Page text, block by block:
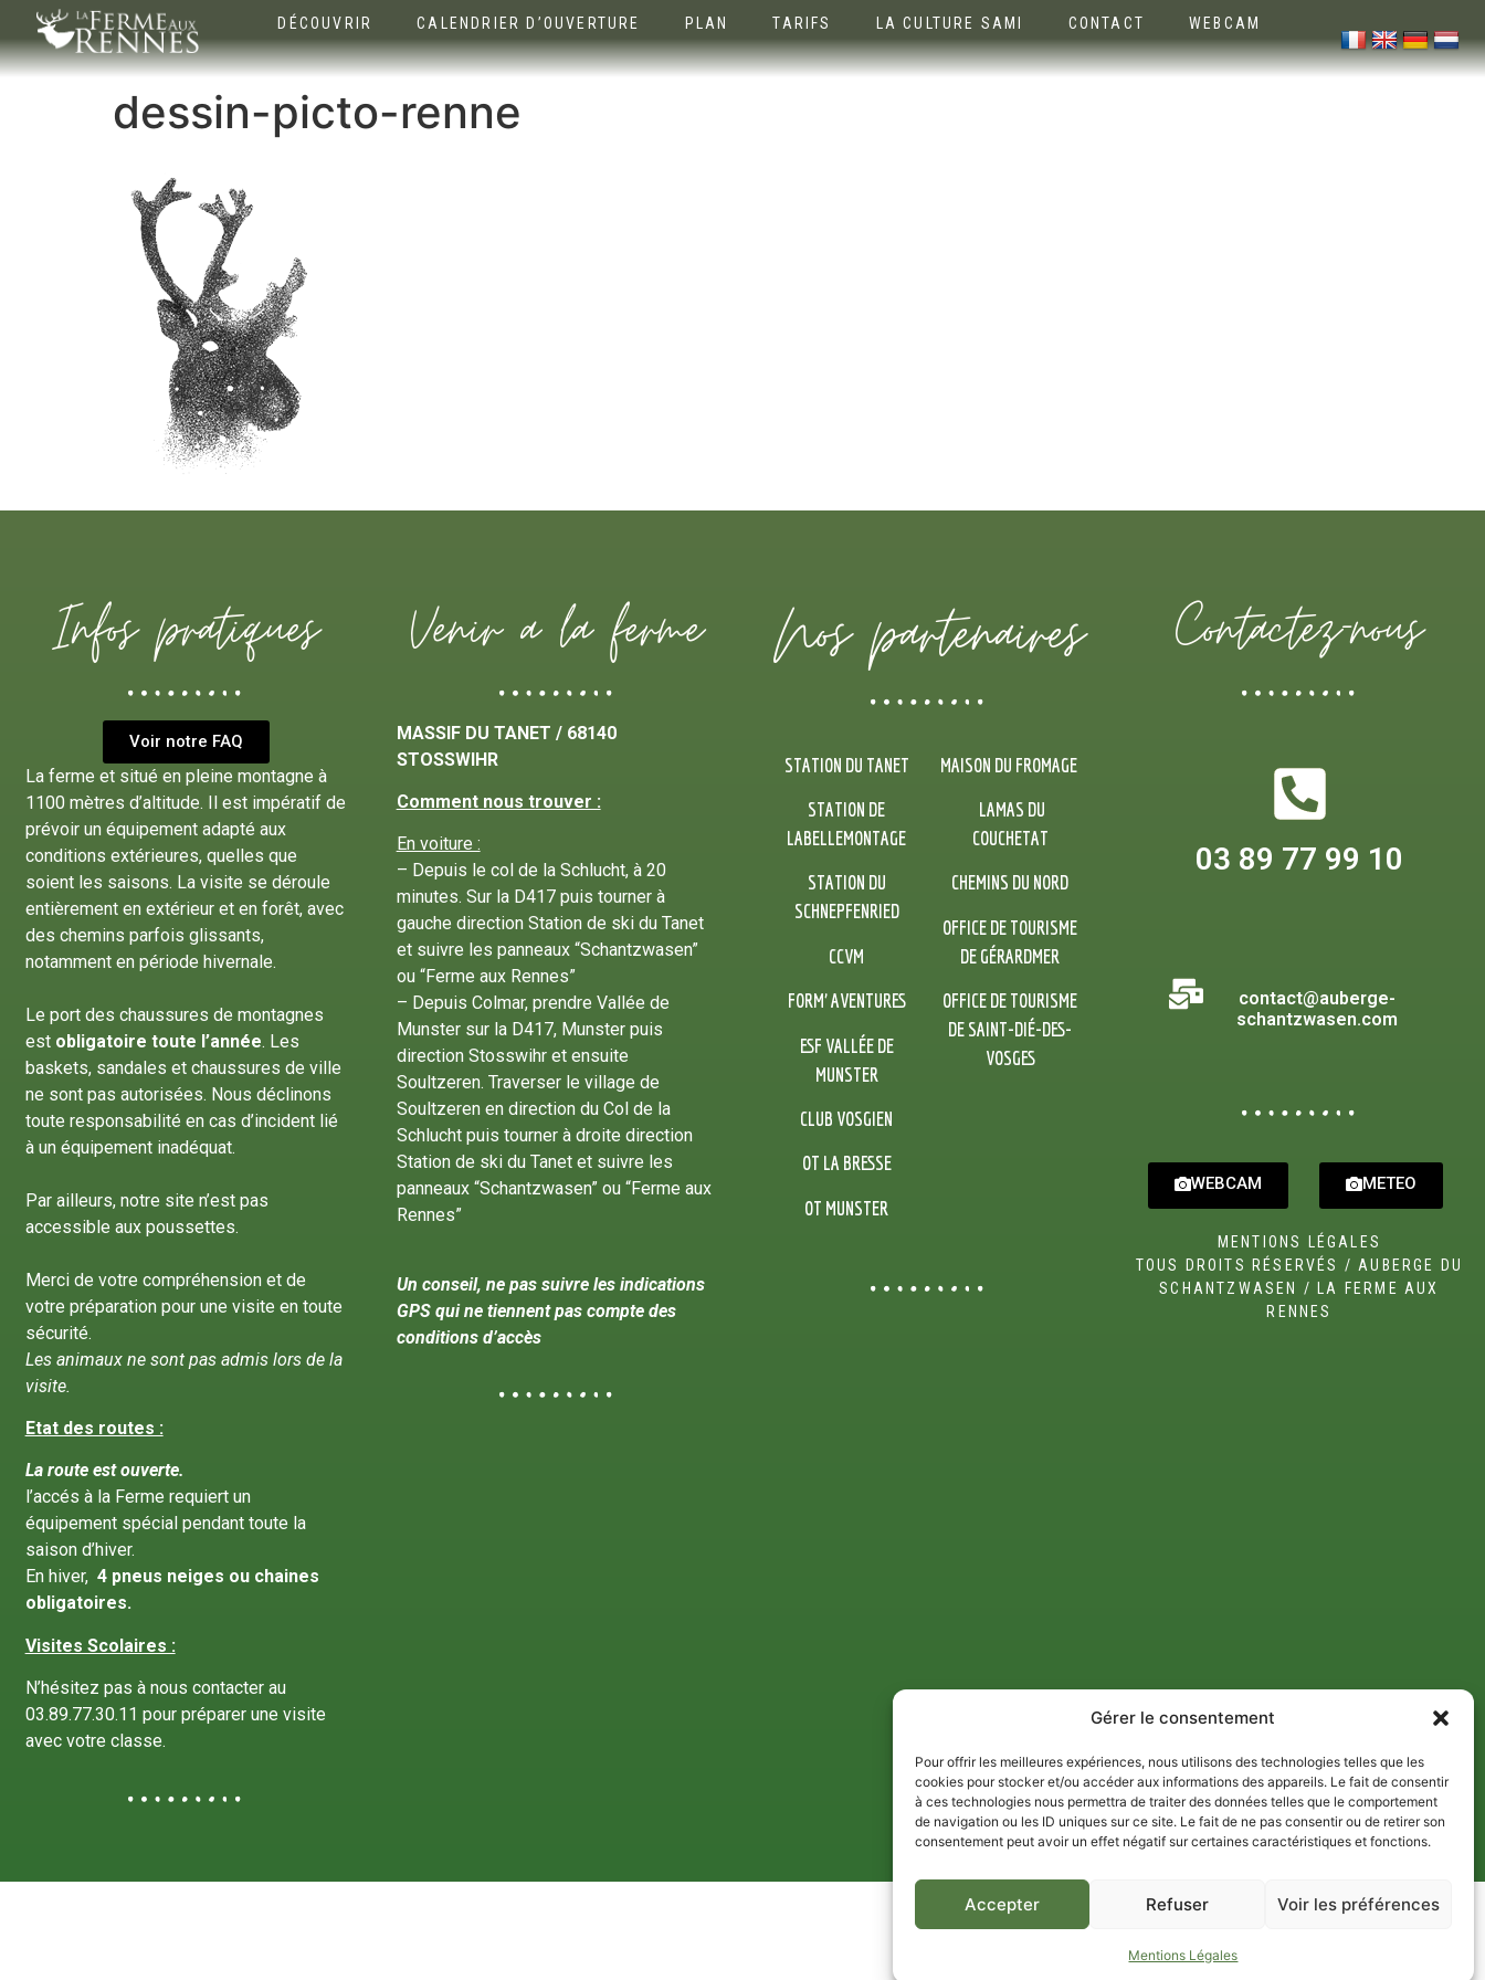
Gérer le consentement
Pour offrir les meilleures expériences, nous utilisons des technologies telles que les
cookies pour stocker et/ou accéder aux informations des appareils. Le fait de consentir
à ces technologies nous permettra de traiter des données telles que le comportement
de navigation ou les ID uniques sur ce site. Le fait de ne pas consentir ou de retirer son
consentement peut avoir un effet négatif sur certaines caractéristiques et fonctions.
Accepter Refuser Voir les préférences
Mentions Légales
DÉCOUVRIR CALENDRIER D’OUVERTURE PLAN TARIFS LA CULTURE SAMI CONTACT WEBCAM
dessin-picto-renne
Infos pratiques
Voir notre FAQ
La ferme et situé en pleine montagne à
1100 mètres d’altitude. Il est impératif de
prévoir un équipement adapté aux
conditions extérieures, quelles que
soient les saisons. La visite se déroule
entièrement en extérieur et en forêt, avec
des chemins parfois glissants,
notamment en période hivernale.
Le port des chaussures de montagnes
est obligatoire toute l’année. Les
baskets, sandales et chaussures de ville
ne sont pas autorisées. Nous déclinons
toute responsabilité en cas d’incident lié
à un équipement inadéquat.
Par ailleurs, notre site n’est pas
accessible aux poussettes.
Merci de votre compréhension et de
votre préparation pour une visite en toute
sécurité.
Les animaux ne sont pas admis lors de la
visite.
Etat des routes :
La route est ouverte.
l’accés à la Ferme requiert un
équipement spécial pendant toute la
saison d’hiver.
En hiver, 4 pneus neiges ou chaines
obligatoires.
Visites Scolaires :
N’hésitez pas à nous contacter au
03.89.77.30.11 pour préparer une visite
avec votre classe.
Venir a la ferme
MASSIF DU TANET / 68140
STOSSWIHR
Comment nous trouver :
En voiture :
– Depuis le col de la Schlucht, à 20
minutes. Sur la D417 puis tourner à
gauche direction Station de ski du Tanet
et suivre les panneaux “Schantzwasen”
ou “Ferme aux Rennes”
– Depuis Colmar, prendre Vallée de
Munster sur la D417, Munster puis
direction Stosswihr et ensuite
Soultzeren. Traverser le village de
Soultzeren en direction du Col de la
Schlucht puis tourner à droite direction
Station de ski du Tanet et suivre les
panneaux “Schantzwasen” ou “Ferme aux
Rennes”
Un conseil, ne pas suivre les indications
GPS qui ne tiennent pas compte des
conditions d’accès
Nos partenaires
STATION DU TANET
STATION DE
LABELLEMONTAGE
STATION DU
SCHNEPFENRIED
CCVM
FORM’ AVENTURES
ESF VALLÉE DE
MUNSTER
CLUB VOSGIEN
OT LA BRESSE
OT MUNSTER
MAISON DU FROMAGE
LAMAS DU
COUCHETAT
CHEMINS DU NORD
OFFICE DE TOURISME
DE GÉRARDMER
OFFICE DE TOURISME
DE SAINT-DIÉ-DES-
VOSGES
Contactez-nous
03 89 77 99 10
contact@auberge-
schantzwasen.com
WEBCAM METEO
MENTIONS LÉGALES
TOUS DROITS RÉSERVÉS / AUBERGE DU
SCHANTZWASEN / LA FERME AUX
RENNES